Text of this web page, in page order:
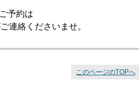
予約は
連絡くださいませ。
このページのTOPへ